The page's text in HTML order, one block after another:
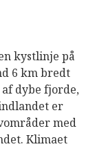
kystlinje på
6 km bredt
dybe fjorde,
er
med
Klimaet